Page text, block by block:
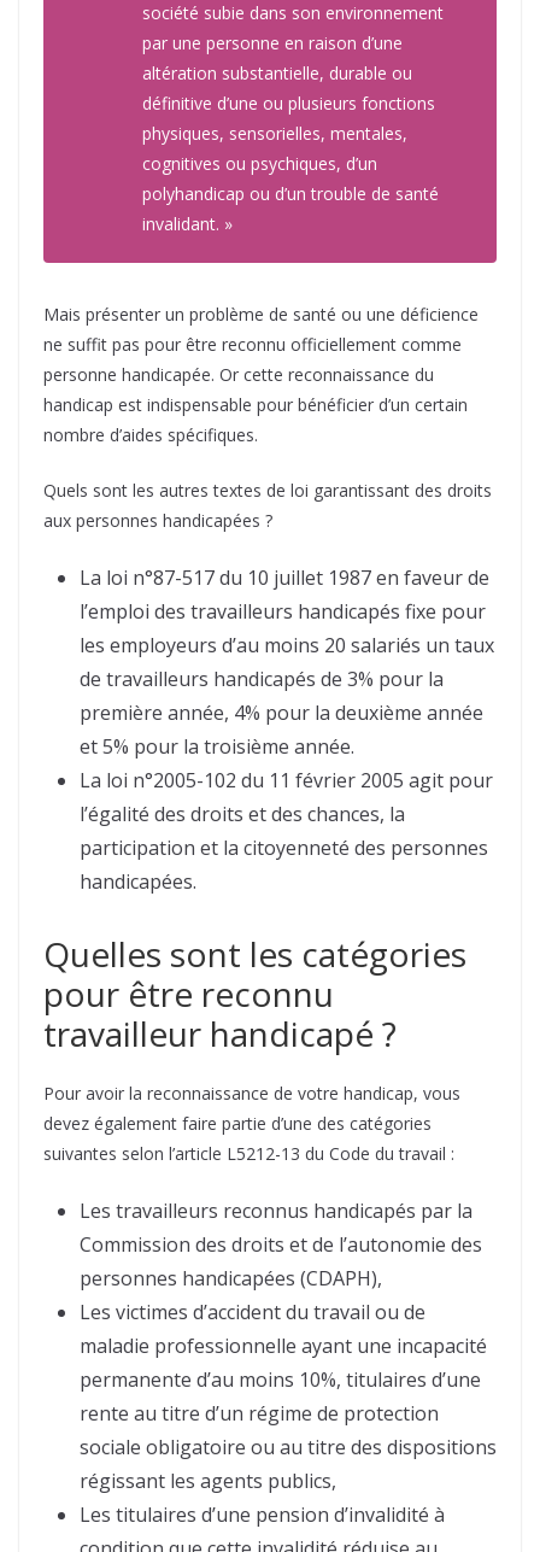
société subie dans son environnement
par une personne en raison d’une
altération substantielle, durable ou
définitive d’une ou plusieurs fonctions
physiques, sensorielles, mentales,
cognitives ou psychiques, d’un
polyhandicap ou d’un trouble de santé
invalidant. »
Mais présenter un problème de santé ou une déficience
ne suffit pas pour être reconnu officiellement comme
personne handicapée. Or cette reconnaissance du
handicap est indispensable pour bénéficier d’un certain
nombre d’aides spécifiques.
Quels sont les autres textes de loi garantissant des droits
aux personnes handicapées ?
La loi n°87-517 du 10 juillet 1987 en faveur de
l’emploi des travailleurs handicapés fixe pour
les employeurs d’au moins 20 salariés un taux
de travailleurs handicapés de 3% pour la
première année, 4% pour la deuxième année
et 5% pour la troisième année.
La loi n°2005-102 du 11 février 2005 agit pour
l’égalité des droits et des chances, la
participation et la citoyenneté des personnes
handicapées.
Quelles sont les catégories
pour être reconnu
travailleur handicapé ?
Pour avoir la reconnaissance de votre handicap, vous
devez également faire partie d’une des catégories
suivantes selon l’article L5212-13 du Code du travail :
Les travailleurs reconnus handicapés par la
Commission des droits et de l’autonomie des
personnes handicapées (CDAPH),
Les victimes d’accident du travail ou de
maladie professionnelle ayant une incapacité
permanente d’au moins 10%, titulaires d’une
rente au titre d’un régime de protection
sociale obligatoire ou au titre des dispositions
régissant les agents publics,
Les titulaires d’une pension d’invalidité à